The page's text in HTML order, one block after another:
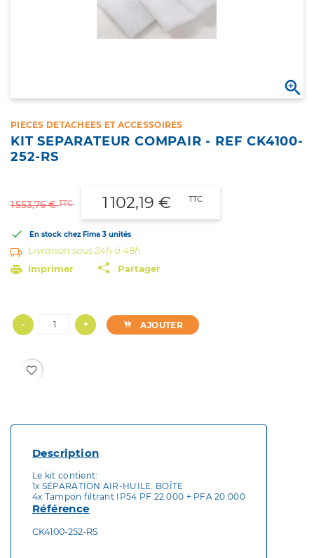

PIECES DETACHEES ET ACCESSOIRES
KIT SEPARATEUR COMPAIR - REF CK4100-
252-RS
1 553,76 €TTC 1 102,19 € TTC
 En stock chez Fima 3 unités
Livraison sous 24h à 48h
Imprimer
Partager
- + AJOUTER
favorite_border
Description
Le kit contient:
1x SÉPARATION AIR-HUILE. BOÎTE
4x Tampon filtrant IP54 PF 22.000 + PFA 20.000
Référence
CK4100-252-RS